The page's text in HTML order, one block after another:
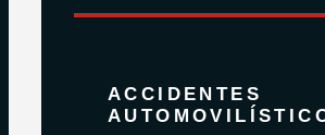
ACCIDENTES